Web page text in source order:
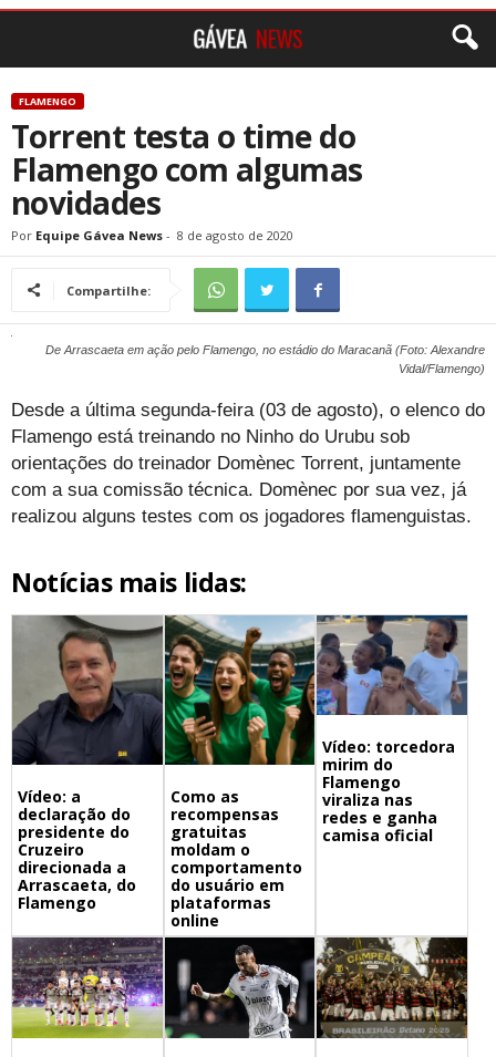
FLAMENGO
Torrent testa o time do
Flamengo com algumas
novidades
Por Equipe Gávea News - 8 de agosto de 2020
Compartilhe:
De Arrascaeta em ação pelo Flamengo, no estádio do Maracanã (Foto: Alexandre
Vidal/Flamengo)
Desde a última segunda-feira (03 de agosto), o elenco do
Flamengo está treinando no Ninho do Urubu sob
orientações do treinador Domènec Torrent, juntamente
com a sua comissão técnica. Domènec por sua vez, já
realizou alguns testes com os jogadores flamenguistas.
Notícias mais lidas:
Vídeo: a
declaração do
presidente do
Cruzeiro
direcionada a
Arrascaeta, do
Flamengo
Como as
recompensas
gratuitas
moldam o
comportamento
do usuário em
plataformas
online
Vídeo: torcedora
mirim do
Flamengo
viraliza nas
redes e ganha
camisa oficial